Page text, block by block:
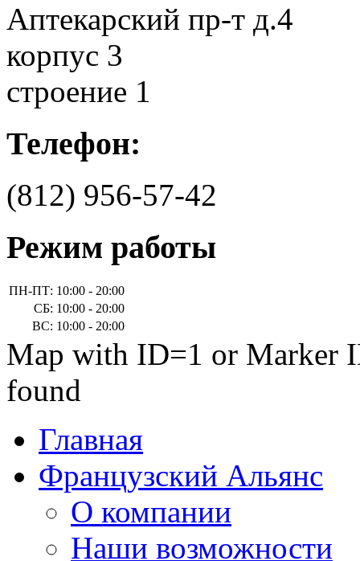
Аптекарский пр-т д.4
корпус 3
строение 1
Телефон:
(812) 956-57-42
Режим работы
ПН-ПТ: 10:00 - 20:00
СБ: 10:00 - 20:00
ВС: 10:00 - 20:00
Map with ID=1 or Marker
found
Главная
Французский Альянс
О компании
Наши возможности